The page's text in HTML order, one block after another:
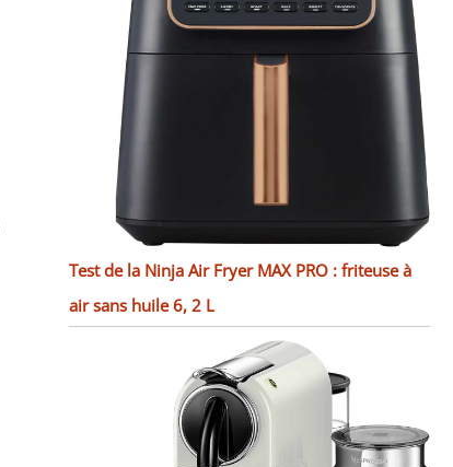
Test de la Ninja Air Fryer MAX PRO : friteuse à
air sans huile 6, 2 L